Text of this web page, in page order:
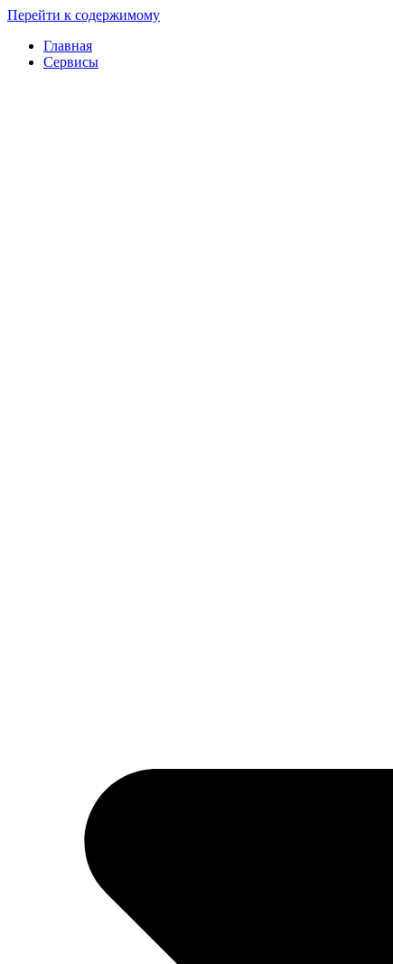
Перейти к содержимому
Главная
Сервисы